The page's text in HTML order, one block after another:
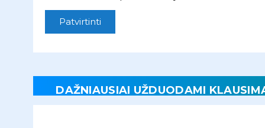
Patvirtinti
DAŽNIAUSIAI UŽDUODAMI